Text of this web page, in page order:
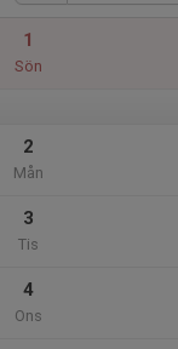
1
Sön
2
Mån
3
Tis
4
Ons